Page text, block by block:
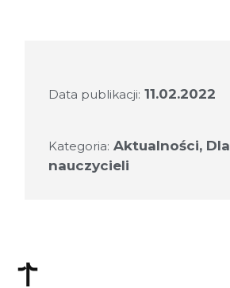
Data publikacji: 11.02.2022
Kategoria: Aktualności, Dla
nauczycieli